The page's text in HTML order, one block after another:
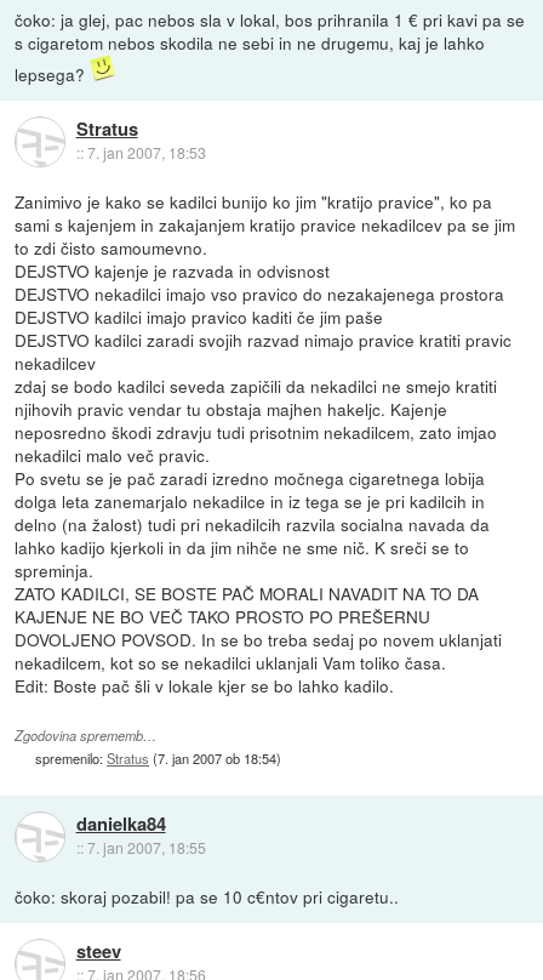
čoko: ja glej, pac nebos sla v lokal, bos prihranila 1 € pri kavi pa se
s cigaretom nebos skodila ne sebi in ne drugemu, kaj je lahko
lepsega?
Stratus
::7. jan 2007, 18:53
Zanimivo je kako se kadilci bunijo ko jim "kratijo pravice", ko pa
sami s kajenjem in zakajanjem kratijo pravice nekadilcev pa se jim
to zdi čisto samoumevno.
DEJSTVO kajenje je razvada in odvisnost
DEJSTVO nekadilci imajo vso pravico do nezakajenega prostora
DEJSTVO kadilci imajo pravico kaditi če jim paše
DEJSTVO kadilci zaradi svojih razvad nimajo pravice kratiti pravic
nekadilcev
zdaj se bodo kadilci seveda zapičili da nekadilci ne smejo kratiti
njihovih pravic vendar tu obstaja majhen hakeljc. Kajenje
neposredno škodi zdravju tudi prisotnim nekadilcem, zato imjao
nekadilci malo več pravic.
Po svetu se je pač zaradi izredno močnega cigaretnega lobija
dolga leta zanemarjalo nekadilce in iz tega se je pri kadilcih in
delno (na žalost) tudi pri nekadilcih razvila socialna navada da
lahko kadijo kjerkoli in da jim nihče ne sme nič. K sreči se to
spreminja.
ZATO KADILCI, SE BOSTE PAČ MORALI NAVADIT NA TO DA
KAJENJE NE BO VEČ TAKO PROSTO PO PREŠERNU
DOVOLJENO POVSOD. In se bo treba sedaj po novem uklanjati
nekadilcem, kot so se nekadilci uklanjali Vam toliko časa.
Edit: Boste pač šli v lokale kjer se bo lahko kadilo.
Zgodovina sprememb…
spremenilo:Stratus (7. jan 2007 ob 18:54)
danielka84
::7. jan 2007, 18:55
čoko: skoraj pozabil! pa se 10 c€ntov pri cigaretu..
steev
::7. jan 2007, 18:56